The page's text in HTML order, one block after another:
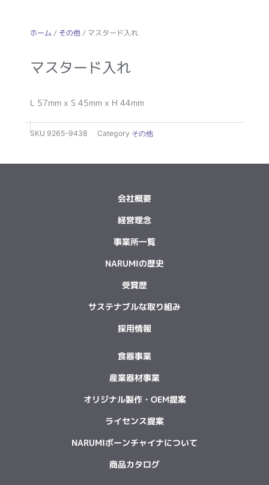
ホーム / その他/ マスタード入れ
マスタード入れ
L 57mm x S 45mm x H 44mm
SKU 9265-9438 Category その他
会社概要
経営理念
事業所一覧
NARUMIの歴史
受賞歴
サステナブルな取り組み
採用情報
食器事業
産業器材事業
オリジナル製作・OEM提案
ライセンス提案
NARUMIボーンチャイナについて
商品カタログ